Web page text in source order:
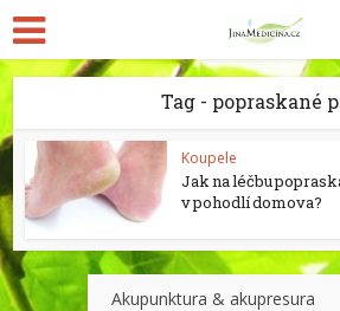
Tag - popraskané
Koupele
Jak na léčbu
v pohodlí domova?
Akupunktura & akupresura